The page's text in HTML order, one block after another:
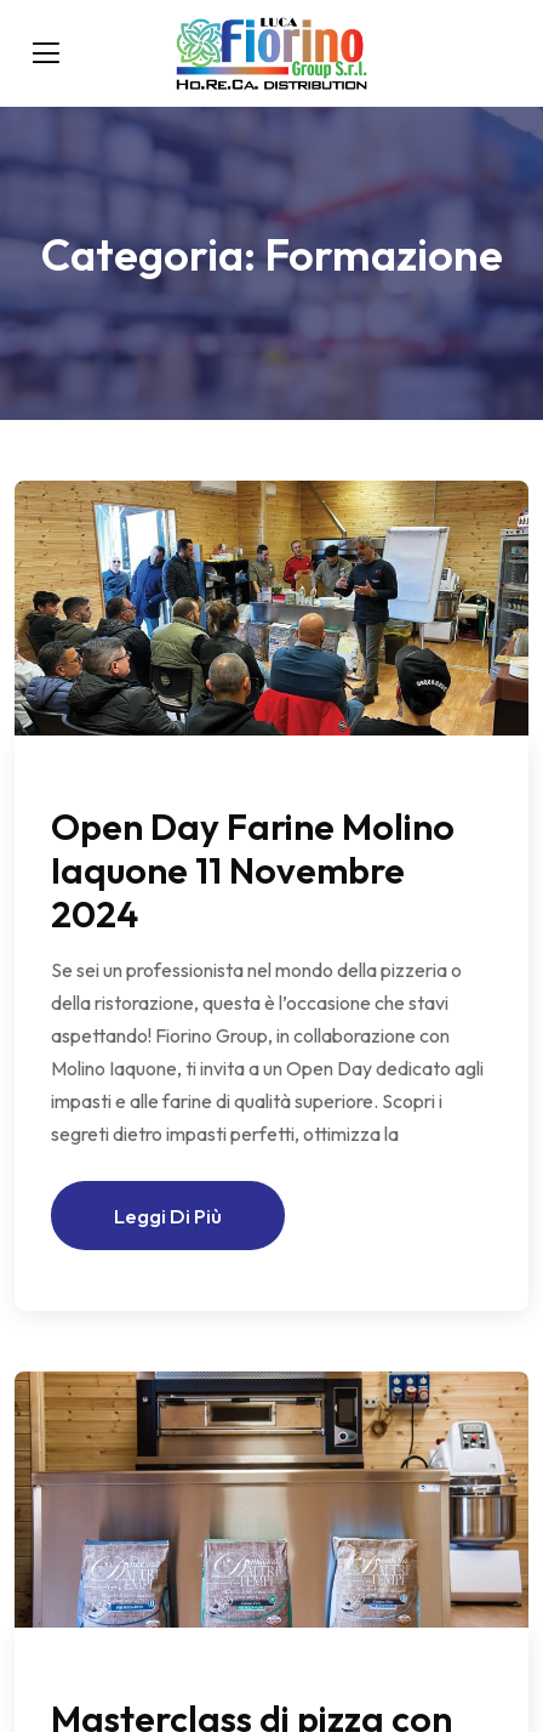
Categoria:Formazione
Open Day Farine Molino
Iaquone 11 Novembre
2024
Se sei un professionista nel mondo della pizzeria o
della ristorazione, questa è l’occasione che stavi
aspettando! Fiorino Group, in collaborazione con
Molino Iaquone, ti invita a un Open Day dedicato agli
impasti e alle farine di qualità superiore. Scopri i
segreti dietro impasti perfetti, ottimizza la
Leggi Di Più
Masterclass di pizza con